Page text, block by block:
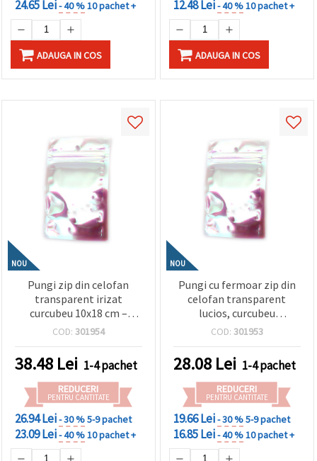
24.65 Lei- 40 %10 pachet +
ADAUGA IN COS
12.48 Lei- 40 %10 pachet +
ADAUGA IN COS
NOU
Pungi zip din celofan
transparent irizat
curcubeu 10x18 cm –
ambalaj lucios, durabil și
handmade, set de 100
bucăți
COD: 301954
38.48 Lei 1-4 pachet
REDUCERI
PENTRU CANTITATE
26.94 Lei- 30 %5-9 pachet
23.09 Lei- 40 %10 pachet +
NOU
Pungi cu fermoar zip din
celofan transparent
lucios, curcubeu
(asortate), 8x13 cm –
atrăgător, set de 100
bucăți
COD: 301953
28.08 Lei 1-4 pachet
REDUCERI
PENTRU CANTITATE
19.66 Lei- 30 %5-9 pachet
16.85 Lei- 40 %10 pachet +